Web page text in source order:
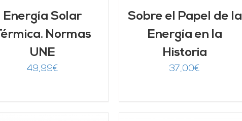
Energía Solar
Normas
UNE
49,99€
Sobre el Papel de la
Energía en la
Historia
37,00€